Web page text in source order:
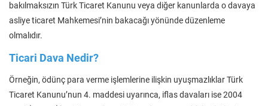
bakılmaksızın Türk Ticaret Kanunu veya diğer kanunlarda o davaya
asliye ticaret Mahkemesi’nin bakacağı yönünde düzenleme
olmalıdır.
Ticari Dava Nedir?
Örneğin, ödünç para verme işlemlerine ilişkin uyuşmazlıklar Türk
Ticaret Kanunu’nun 4. maddesi uyarınca, iflas davaları ise 2004